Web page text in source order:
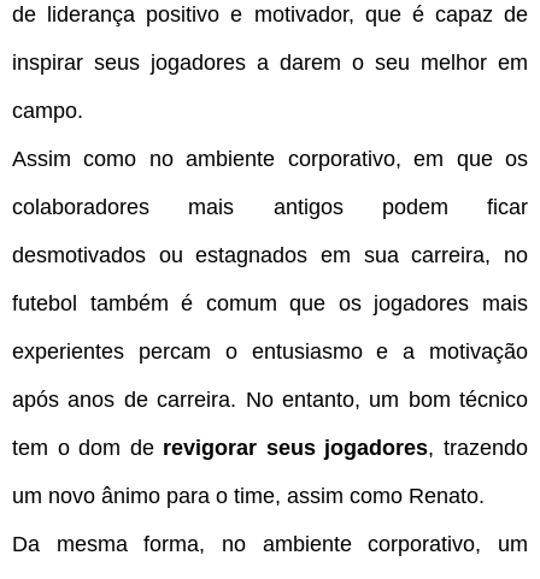
de liderança positivo e motivador, que é capaz de
inspirar seus jogadores a darem o seu melhor em
campo.
Assim como no ambiente corporativo, em que os
colaboradores mais antigos podem ficar
desmotivados ou estagnados em sua carreira, no
futebol também é comum que os jogadores mais
experientes percam o entusiasmo e a motivação
após anos de carreira. No entanto, um bom técnico
tem o dom de revigorar seus jogadores, trazendo
um novo ânimo para o time, assim como Renato.
Da mesma forma, no ambiente corporativo, um